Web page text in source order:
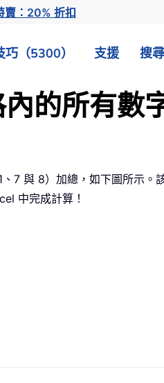
賣：20% 折扣
（5300） 支援 搜尋
的所有數
7 與 8）加總，如下圖所示。
中完成計算！